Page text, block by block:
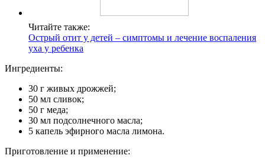
Читайте также:
Острый отит у детей – симптомы и лечение воспаления
уха у ребенка
Ингредиенты:
30 г живых дрожжей;
50 мл сливок;
50 г меда;
30 мл подсолнечного масла;
5 капель эфирного масла лимона.
Приготовление и применение: